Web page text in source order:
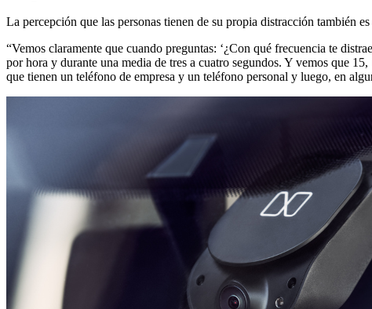
La percepción que las personas tienen de su propia distracción también
“Vemos claramente que cuando preguntas: ‘¿Con qué frecuencia te
por hora y durante una media de tres a cuatro segundos. Y vemos que
que tienen un teléfono de empresa y un teléfono personal y luego, en